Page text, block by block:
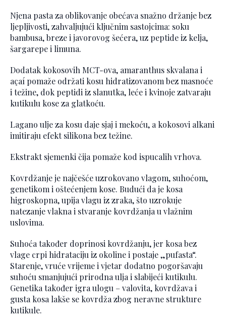
Njena pasta za oblikovanje obećava snažno držanje bez
ljepljivosti, zahvaljujući ključnim sastojcima: soku
bambusa, breze i javorovog šećera, uz peptide iz kelja,
šargarepe i limuna.
Dodatak kokosovih MCT-ova, amaranthus skvalana i
açaí pomaže održati kosu hidratizovanom bez masnoće
i težine, dok peptidi iz slanutka, leće i kvinoje zatvaraju
kutikulu kose za glatkoću.
Lagano ulje za kosu daje sjaj i mekoću, a kokosovi alkani
imitiraju efekt silikona bez težine.
Ekstrakt sjemenki čija pomaže kod ispucalih vrhova.
Kovrdžanje je najčešće uzrokovano vlagom, suhoćom,
genetikom i oštećenjem kose. Budući da je kosa
higroskopna, upija vlagu iz zraka, što uzrokuje
natezanje vlakna i stvaranje kovrdžanja u vlažnim
uslovima.
Suhoća također doprinosi kovrdžanju, jer kosa bez
vlage crpi hidrataciju iz okoline i postaje „pufasta“.
Starenje, vruće vrijeme i vjetar dodatno pogoršavaju
suhoću smanjujući prirodna ulja i slabijeći kutikulu.
Genetika također igra ulogu – valovita, kovrdžava i
gusta kosa lakše se kovrdža zbog neravne strukture
kutikule.